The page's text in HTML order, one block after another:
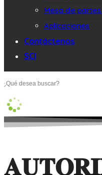
Mesa de
Aplicaciones
Contáctenos
SCI